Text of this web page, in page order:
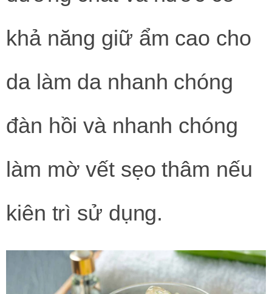
khả năng giữ ẩm cao cho
da làm da nhanh chóng
đàn hồi và nhanh chóng
làm mờ vết sẹo thâm nếu
kiên trì sử dụng.